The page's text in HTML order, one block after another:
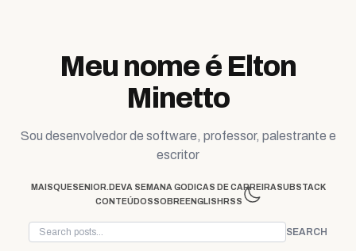
Meu nome é Elton
Minetto
Sou desenvolvedor de software, professor, palestrante e
escritor
MAISQUESENIOR.DEVA SEMANA GO DICAS DE CARREIRASUBSTACK
CONTEÚDOSSOBREENGLISH RSS
SEARCH